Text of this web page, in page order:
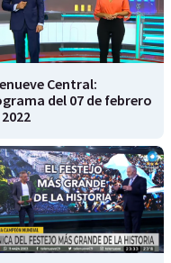
Central:
del 07 de febrero